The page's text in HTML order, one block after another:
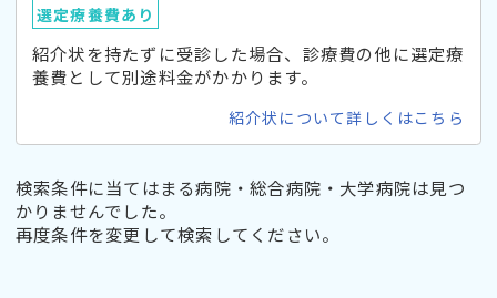
選定療養費あり
紹介状を持たずに受診した場合、診療費の他に選定療
養費として別途料金がかかります。
紹介状について詳しくはこちら
検索条件に当てはまる病院・総合病院・大学病院は見つ
かりませんでした。
再度条件を変更して検索してください。